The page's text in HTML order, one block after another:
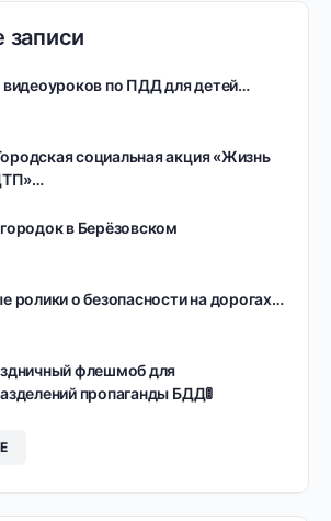
записи
видеоуроков по ПДД для детей…
социальная акция «Жизнь
в Берёзовском
ролики о безопасности на дорогах…
флешмоб для
пропаганды БДД🚦